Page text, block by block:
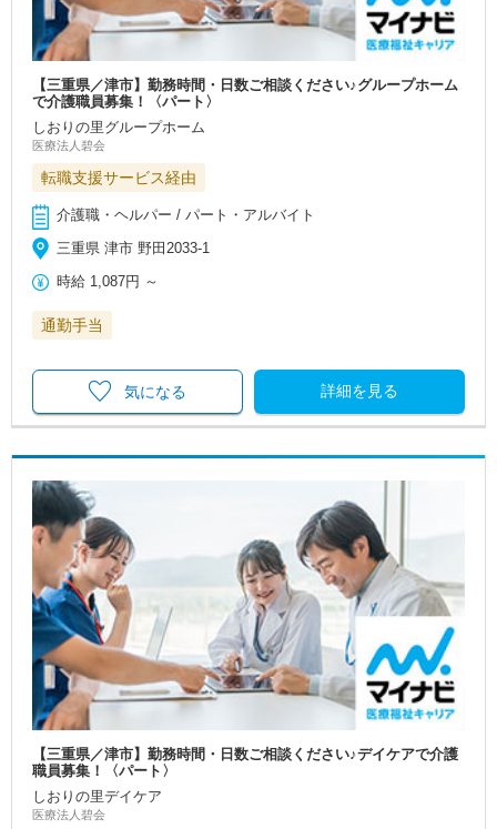
【三重県／津市】勤務時間・日数ご相談ください♪グループホーム
で介護職員募集！〈パート〉
しおりの里グループホーム
医療法人碧会
転職支援サービス経由
介護職・ヘルパー / パート・アルバイト
三重県 津市 野田2033-1
時給 1,087円 ～
通勤手当
詳細を見る
気になる
【三重県／津市】勤務時間・日数ご相談ください♪デイケアで介護
職員募集！〈パート〉
しおりの里デイケア
医療法人碧会